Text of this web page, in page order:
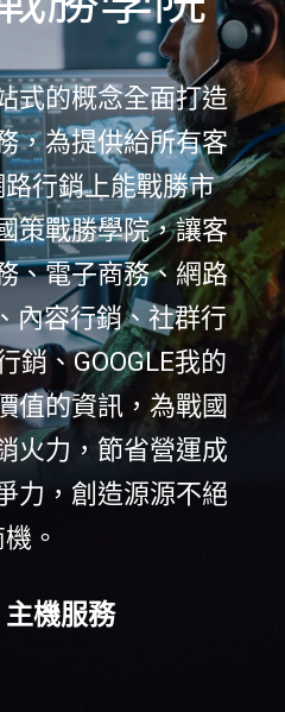
式的概念全面打造
，為提供給所有客
行銷上能戰勝市
策戰勝學院，讓客
、電子商務、網路
內容行銷、社群行
銷、GOOGLE我的
值的資訊，為戰國
火力，節省營運成
力，創造源源不絕
。
機服務